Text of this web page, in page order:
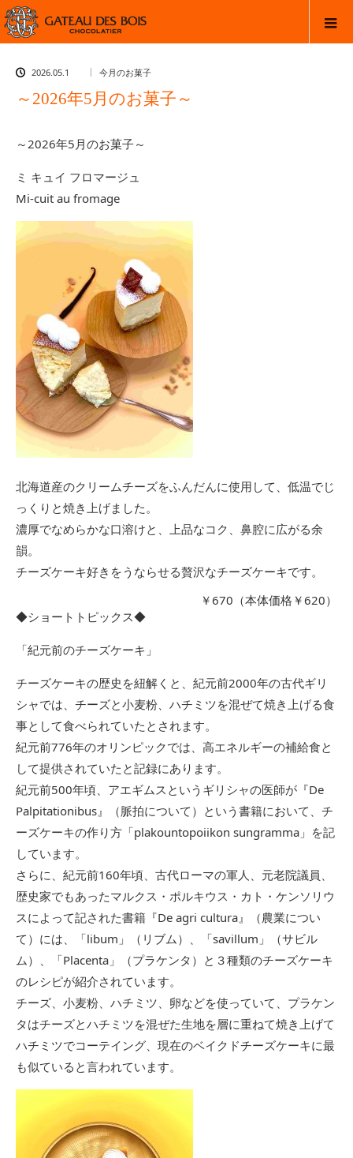
2026.05.1 今月のお菓子
～2026年5月のお菓子～
～2026年5月のお菓子～
ミ キュイ フロマージュ
Mi-cuit au fromage
北海道産のクリームチーズをふんだんに使用して、低温でじ
っくりと焼き上げました。
濃厚でなめらかな口溶けと、上品なコク、鼻腔に広がる余
韻。
チーズケーキ好きをうならせる贅沢なチーズケーキです。
￥670（本体価格￥620）
◆ショートトピックス◆
「紀元前のチーズケーキ」
チーズケーキの歴史を紐解くと、紀元前2000年の古代ギリ
シャでは、チーズと小麦粉、ハチミツを混ぜて焼き上げる食
事として食べられていたとされます。
紀元前776年のオリンピックでは、高エネルギーの補給食と
して提供されていたと記録にあります。
紀元前500年頃、アエギムスというギリシャの医師が『De
Palpitationibus』（脈拍について）という書籍において、チ
ーズケーキの作り方「plakountopoiikon sungramma」を記
しています。
さらに、紀元前160年頃、古代ローマの軍人、元老院議員、
歴史家でもあったマルクス・ポルキウス・カト・ケンソリウ
スによって記された書籍『De agri cultura』（農業につい
て）には、「libum」（リブム）、「savillum」（サビル
ム）、「Placenta」（プラケンタ）と３種類のチーズケーキ
のレシピが紹介されています。
チーズ、小麦粉、ハチミツ、卵などを使っていて、プラケン
タはチーズとハチミツを混ぜた生地を層に重ねて焼き上げて
ハチミツでコーテイング、現在のベイクドチーズケーキに最
も似ていると言われています。